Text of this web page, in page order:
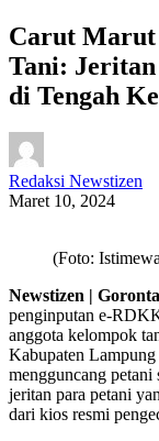
Carut Marut
Tani: Jeritan
di Tengah
Redaksi Newstizen
Maret 10, 2024
(Foto:
Newstizen |
penginputan e-
anggota kelompok
Kabupaten Lampung
mengguncang
jeritan para petani
dari kios resmi